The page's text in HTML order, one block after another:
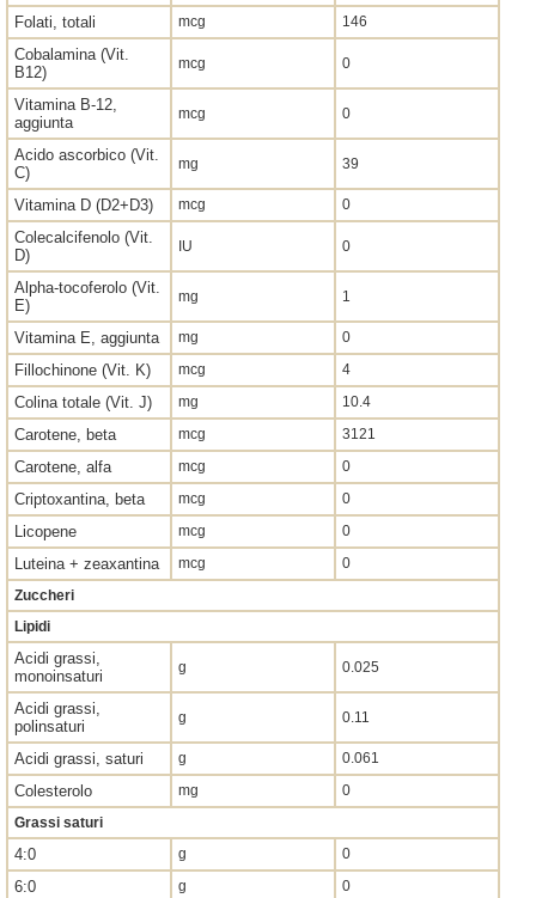
Folati, totali mcg 146
Cobalamina (Vit.
B12)
mcg 0
Vitamina B-12,
aggiunta
mcg 0
Acido ascorbico (Vit.
C)
mg 39
Vitamina D (D2+D3) mcg 0
Colecalcifenolo (Vit.
D)
IU 0
Alpha-tocoferolo (Vit.
E)
mg 1
Vitamina E, aggiunta mg 0
Fillochinone (Vit. K) mcg 4
Colina totale (Vit. J) mg 10.4
Carotene, beta mcg 3121
Carotene, alfa mcg 0
Criptoxantina, beta mcg 0
Licopene mcg 0
Luteina + zeaxantina mcg
0
Zuccheri
Lipidi
Acidi grassi,
monoinsaturi
g 0.025
Acidi grassi,
polinsaturi
g 0.11
Acidi grassi, saturi g 0.061
Colesterolo mg
0
Grassi saturi
4:0 g 0
6:0 g 0